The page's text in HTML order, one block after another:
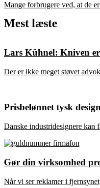
Mange forbrugere ved, at de
Mest læste
Lars Kühnel: Kniven
Der er ikke meget støvet
Prisbelønnet tysk
Danske industridesignere
Gør din virksomhed
Når vi ser reklamer i